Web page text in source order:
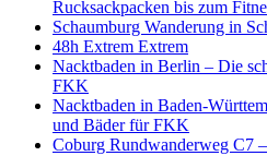
Rucksackpacken bis zum
Schaumburg Wanderung in
48h Extrem Extrem
Nacktbaden in Berlin – Die
FKK
Nacktbaden in Baden-
und Bäder für FKK
Coburg Rundwanderweg C7